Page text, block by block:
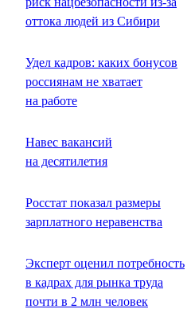
оттока людей из Сибири
Удел кадров: каких бонусов
россиянам не хватает
на работе
Навес вакансий
на десятилетия
Росстат показал размеры
зарплатного неравенства
Эксперт оценил потребность
в кадрах для рынка труда
почти в 2 млн человек